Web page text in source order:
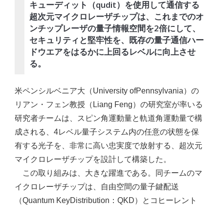
キューディット（qudit）を使用して通信する
超次元マイクロレーザチップは、これまでのオ
ンチップレーザの量子情報空間を2倍にして、
セキュリティと堅牢性を、既存の量子通信ハー
ドウエアをはるかに上回るレベルに向上させ
る。
米ペンシルベニア大（University ofPennsylvania）の
リアン・フェン教授（Liang Feng）の研究室が率いる
研究者チームは、スピン角運動量と軌道角運動量で構
成される、4レベル量子システム内の任意の状態を保
有する光子を、非常に高い忠実度で放射する、超次元
マイクロレーザチップを設計して構築した。
この取り組みは、大きな躍進である。同チームのマ
イクロレーザチップは、自由空間の量子鍵配送
（Quantum KeyDistribution：QKD）とコヒーレント